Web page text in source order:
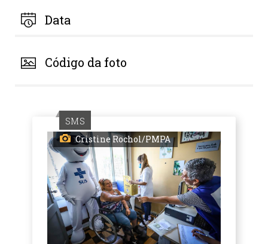
Data
Código da foto
SMS
Cristine Rochol/PMPA